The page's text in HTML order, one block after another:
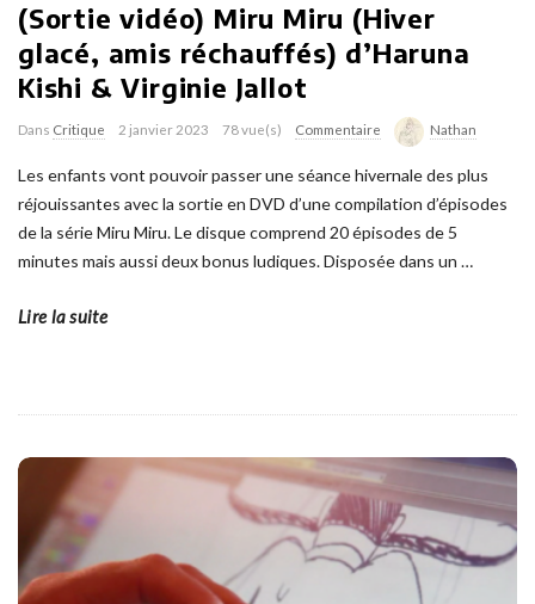
(Sortie vidéo) Miru Miru (Hiver
glacé, amis réchauffés) d’Haruna
Kishi & Virginie Jallot
Dans Critique 2 janvier 2023 78 vue(s) Commentaire Nathan
Les enfants vont pouvoir passer une séance hivernale des plus
réjouissantes avec la sortie en DVD d’une compilation d’épisodes
de la série Miru Miru. Le disque comprend 20 épisodes de 5
minutes mais aussi deux bonus ludiques. Disposée dans un …
Lire la suite